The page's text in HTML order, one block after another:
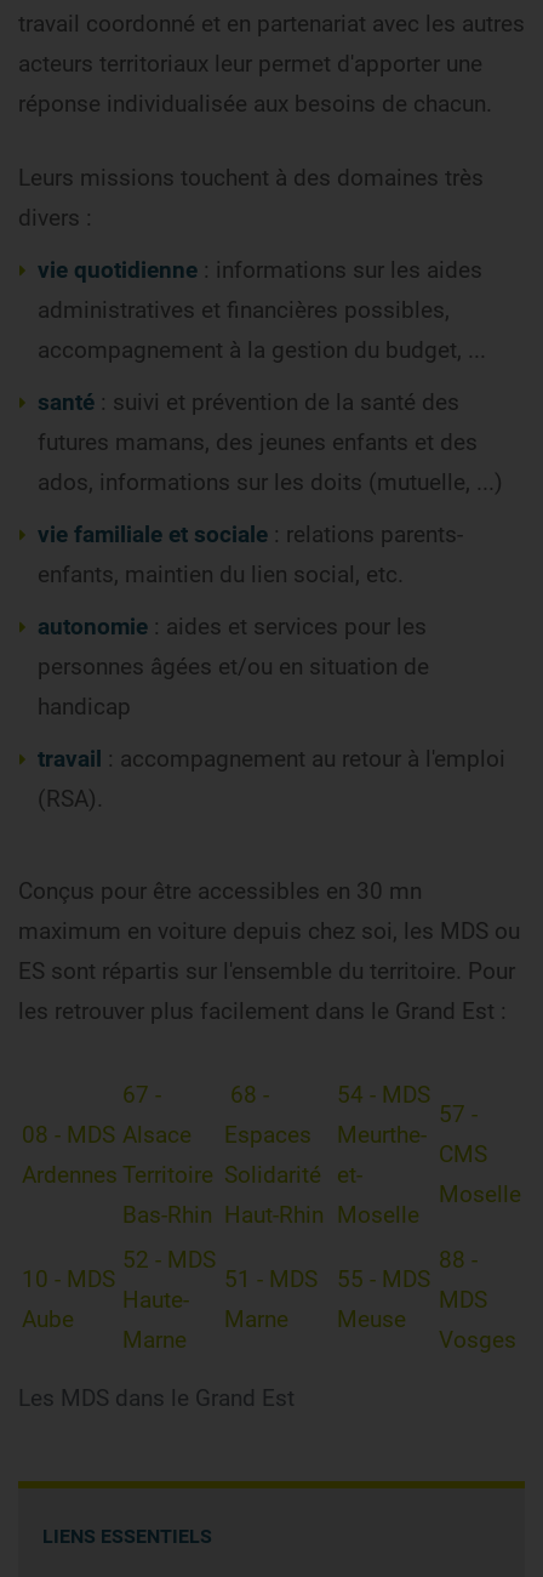
travail coordonné et en partenariat avec les autres
acteurs territoriaux leur permet d'apporter une
réponse individualisée aux besoins de chacun.
Leurs missions touchent à des domaines très
divers :
vie quotidienne : informations sur les aides
administratives et financières possibles,
accompagnement à la gestion du budget, ...
santé : suivi et prévention de la santé des
futures mamans, des jeunes enfants et des
ados, informations sur les doits (mutuelle, ...)
vie familiale et sociale : relations parents-
enfants, maintien du lien social, etc.
autonomie : aides et services pour les
personnes âgées et/ou en situation de
handicap
travail : accompagnement au retour à l'emploi
(RSA).
Conçus pour être accessibles en 30 mn
maximum en voiture depuis chez soi, les MDS ou
ES sont répartis sur l'ensemble du territoire. Pour
les retrouver plus facilement dans le Grand Est :
Les MDS dans le Grand Est
08 - MDS
Ardennes
67 -
Alsace
Territoire
Bas-Rhin
68 -
Espaces
Solidarité
Haut-Rhin
54 - MDS
Meurthe-
et-
Moselle
57 -
CMS
Moselle
10 - MDS
Aube
52 - MDS
Haute-
Marne
51 - MDS
Marne
55 - MDS
Meuse
88 -
MDS
Vosges
LIENS ESSENTIELS